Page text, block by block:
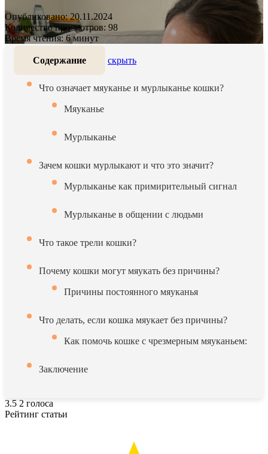
Опубликовано: 20.11.2024
Количество просмотров: 98
Время чтения: 6 минут
Содержание скрыть
Что означает мяуканье и мурлыканье кошки?
Мяуканье
Мурлыканье
Зачем кошки мурлыкают и что это значит?
Мурлыканье как примирительный сигнал
Мурлыканье в общении с людьми
Что такое трели кошки?
Почему кошки могут мяукать без причины?
Причины постоянного мяуканья
Что делать, если кошка мяукает без причины?
Как помочь кошке с чрезмерным мяуканьем:
Заключение
3.5 2 голоса
Рейтинг статьи